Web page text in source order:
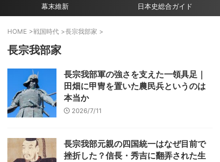
幕末維新 日本史総合ガイド
HOME >戦国時代 >長宗我部家 >
長宗我部家
長宗我部軍の強さを支えた一領具足｜
田畑に甲冑を置いた農民兵というのは
本当か
2026/7/11
長宗我部元親の四国統一はなぜ目前で
挫折した？信長・秀吉に翻弄された生